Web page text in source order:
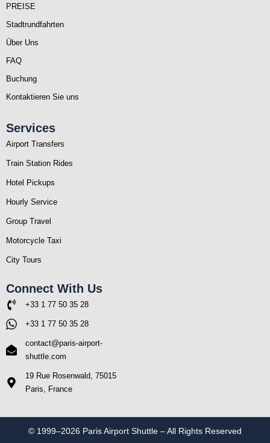
PREISE
Stadtrundfahrten
Über Uns
FAQ
Buchung
Kontaktieren Sie uns
Services
Airport Transfers
Train Station Rides
Hotel Pickups
Hourly Service
Group Travel
Motorcycle Taxi
City Tours
Connect With Us
+33 1 77 50 35 28
+33 1 77 50 35 28
contact@paris-airport-
shuttle.com
19 Rue Rosenwald, 75015
Paris, France
© 1999–2026 Paris Airport Shuttle – All Rights Reserved